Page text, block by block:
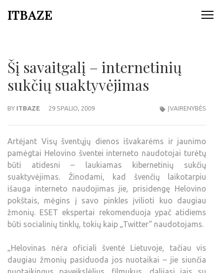
ITBAZE
Šį savaitgalį – internetinių
sukčių suaktyvėjimas
BY ITBAZE 29 SPALIO, 2009 ĮVAIRENYBĖS
Artėjant Visų šventųjų dienos išvakarėms ir jaunimo
pamėgtai Helovino šventei interneto naudotojai turėtų
būti atidesni – laukiamas kibernetinių sukčių
suaktyvėjimas. Žinodami, kad švenčių laikotarpiu
išauga interneto naudojimas jie, prisidengę Helovino
pokštais, mėgins į savo pinkles įvilioti kuo daugiau
žmonių. ESET ekspertai rekomenduoja ypač atidiems
būti socialinių tinklų, tokių kaip „Twitter“ naudotojams.
„Helovinas nėra oficiali šventė Lietuvoje, tačiau vis
daugiau žmonių pasiduoda jos nuotaikai – jie siunčia